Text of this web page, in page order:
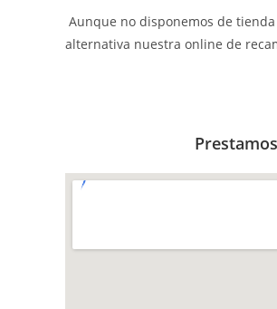
Aunque no disponemos de
alternativa nuestra online de